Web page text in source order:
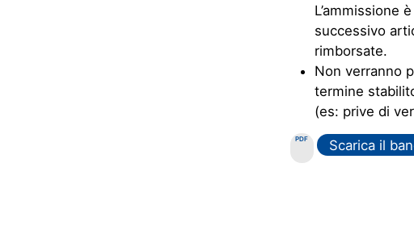
L’ammissione
successivo
rimborsate.
Non verranno
termine
(es: prive di
PDF Scarica il